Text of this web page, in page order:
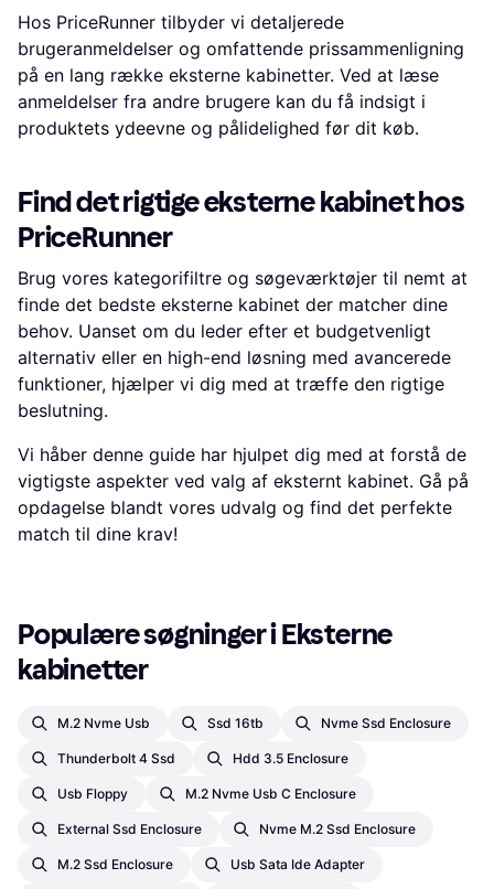
Hos PriceRunner tilbyder vi detaljerede
brugeranmeldelser og omfattende prissammenligning
på en lang række eksterne kabinetter. Ved at læse
anmeldelser fra andre brugere kan du få indsigt i
produktets ydeevne og pålidelighed før dit køb.
Find det rigtige eksterne kabinet hos
PriceRunner
Brug vores kategorifiltre og søgeværktøjer til nemt at
finde det bedste eksterne kabinet der matcher dine
behov. Uanset om du leder efter et budgetvenligt
alternativ eller en high-end løsning med avancerede
funktioner, hjælper vi dig med at træffe den rigtige
beslutning.
Vi håber denne guide har hjulpet dig med at forstå de
vigtigste aspekter ved valg af eksternt kabinet. Gå på
opdagelse blandt vores udvalg og find det perfekte
match til dine krav!
Populære søgninger i Eksterne
kabinetter
M.2 Nvme Usb Ssd 16tb Nvme Ssd Enclosure
Thunderbolt 4 Ssd Hdd 3.5 Enclosure
Usb Floppy M.2 Nvme Usb C Enclosure
External Ssd Enclosure Nvme M.2 Ssd Enclosure
M.2 Ssd Enclosure Usb Sata Ide Adapter